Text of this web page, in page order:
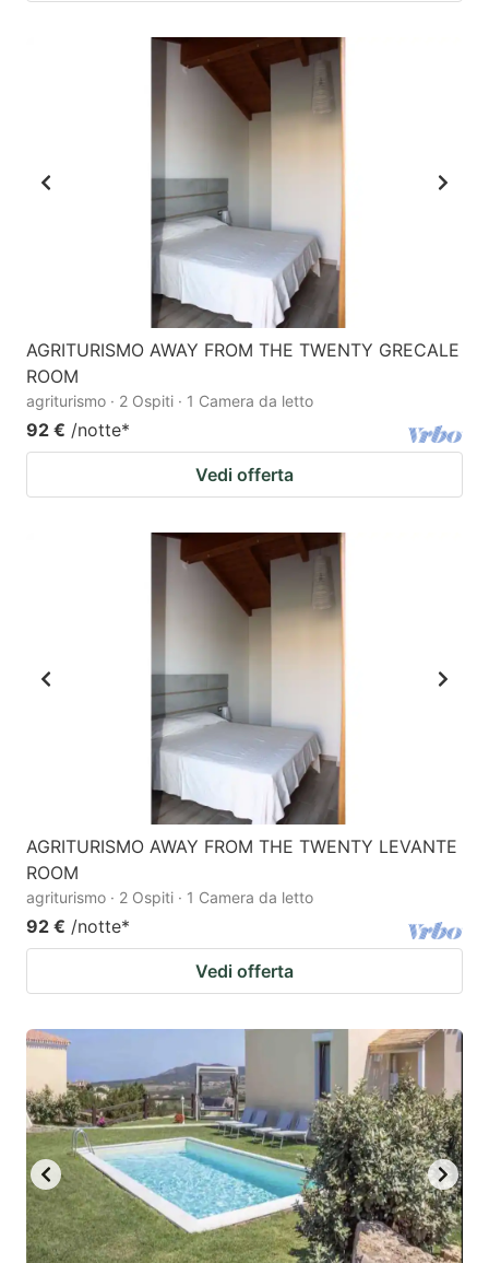
AGRITURISMO AWAY FROM THE TWENTY GRECALE
ROOM
agriturismo · 2 Ospiti · 1 Camera da letto
92 € /notte*
Vedi offerta
AGRITURISMO AWAY FROM THE TWENTY LEVANTE
ROOM
agriturismo · 2 Ospiti · 1 Camera da letto
92 € /notte*
Vedi offerta